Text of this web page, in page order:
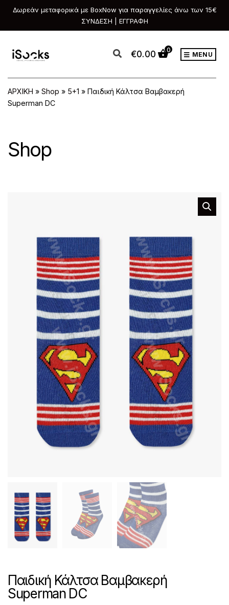
Δωρεάν μεταφορικά με BoxNow για παραγγελίες άνω των 15€
ΣΥΝΔΕΣΗ | ΕΓΓΡΑΦΗ
€0.00 0
MENU
ΑΡΧΙΚΗ » Shop » 5+1 » Παιδική Κάλτσα Βαμβακερή
Superman DC
Shop
Παιδική Κάλτσα Βαμβακερή
Superman DC